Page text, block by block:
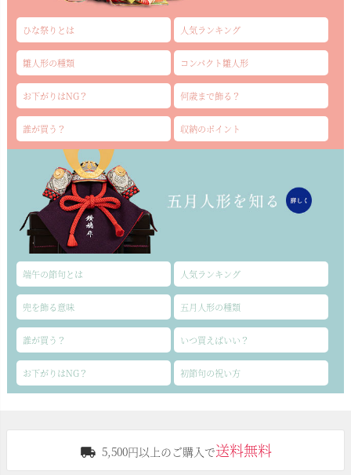
ひな祭りとは 人気ランキング
雛人形の種類 コンパクト雛人形
お下がりはNG？ 何歳まで飾る？
誰が買う？ 収納のポイント
端午の節句とは 人気ランキング
兜を飾る意味 五月人形の種類
誰が買う？ いつ買えばいい？
お下がりはNG？ 初節句の祝い方
5,500円以上のご購入で送料無料